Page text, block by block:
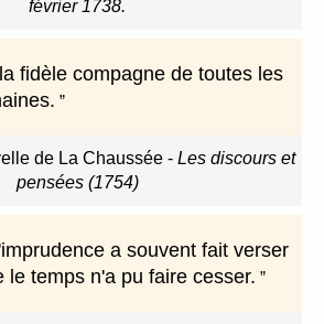
février 1738.
fidèle compagne de toutes les
de La Chaussée- Les discours et
pensées (1754)
a souvent fait verser
le temps n'a pu faire cesser.